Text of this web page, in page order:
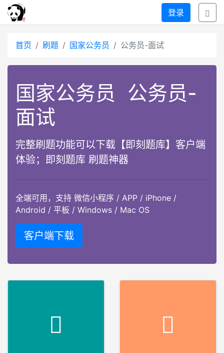
登录
首页 刷题 国家公务员 公务员-面试
国家公务员
公务员-
面试
完整刷题功能可以下载【即刻题库】客户端
体验；即刻题库 刷题神器
全端可用，支持 微信小程序 / APP / iPhone /
Android / 平板 / Windows / Mac OS
客户端下载